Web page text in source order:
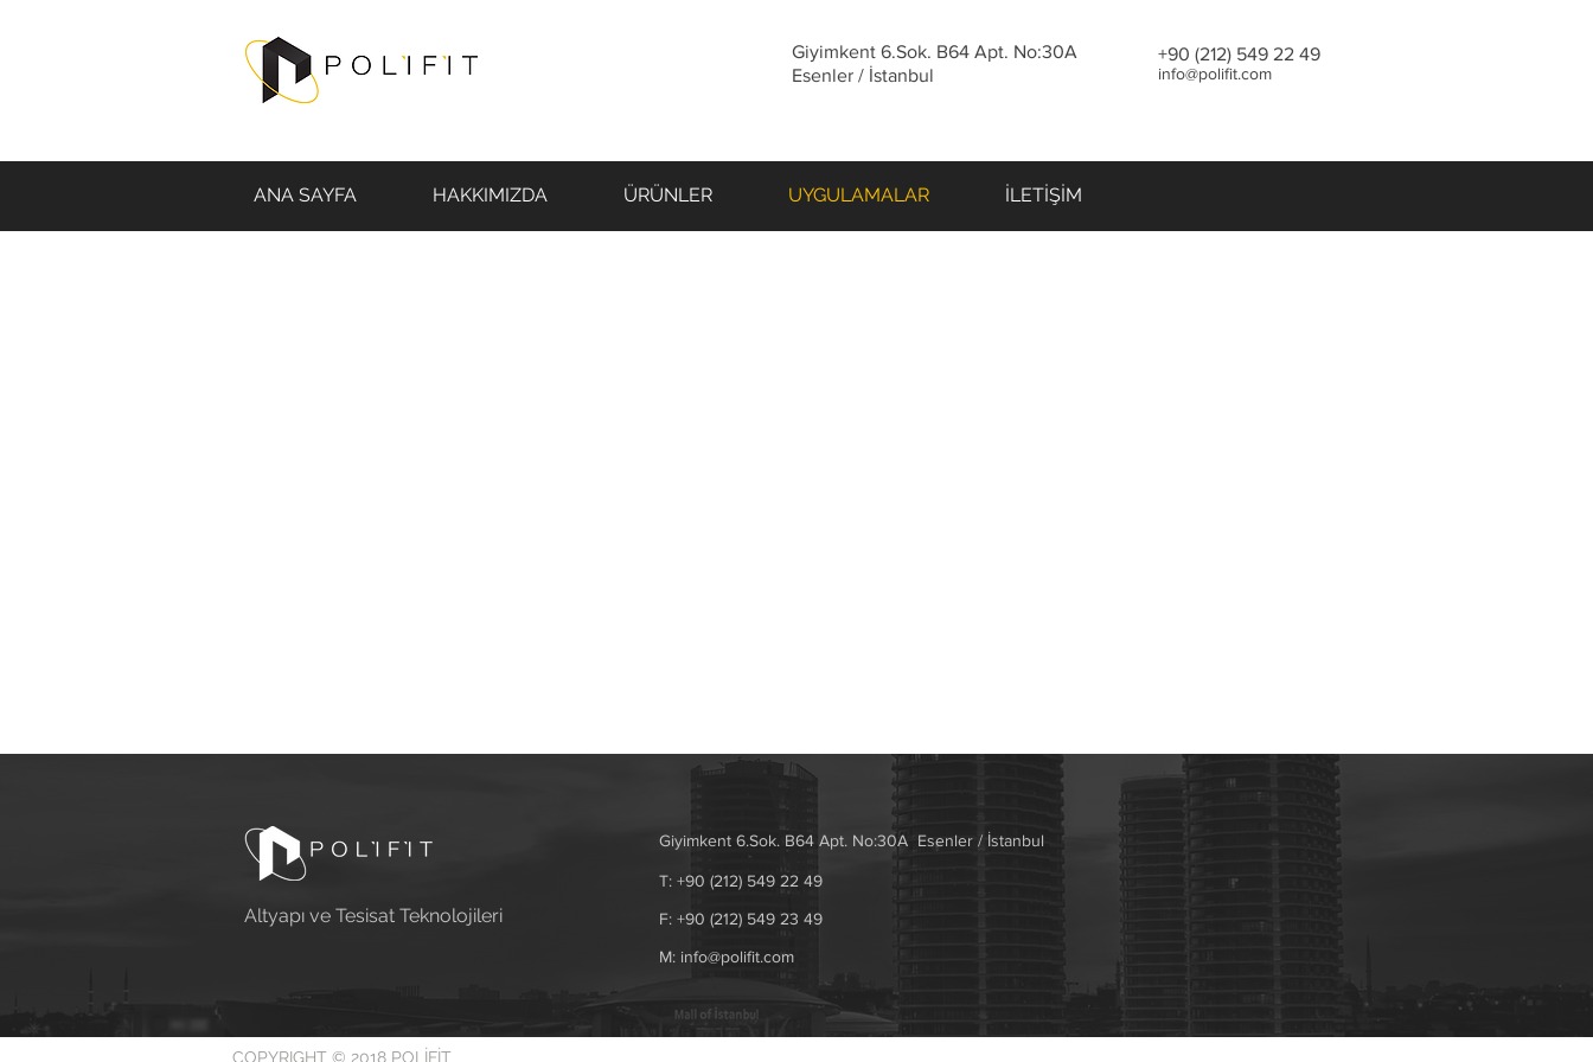
Giyimkent 6.Sok. B64 Apt. No:30A
Esenler / İstanbul
+90 (212) 549 22 49
info@polifit.com
ANA SAYFA HAKKIMIZDA ÜRÜNLER UYGULAMALAR İLETİŞİM
Altyapı ve Tesisat Teknolojileri
Giyimkent 6.Sok. B64 Apt. No:30A Esenler / İstanbul
T: +90 (212) 549 22 49
F: +90 (212) 549 23 49
M: info@polifit.com
COPYRIGHT © 2018 POLİFİT